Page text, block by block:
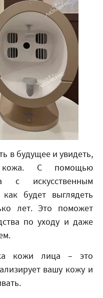
в будущее и увидеть,
кожа. С помощью
с искусственным
будет выглядеть
лет. Это поможет
по уходу и даже
кожи лица – это
вашу кожу и